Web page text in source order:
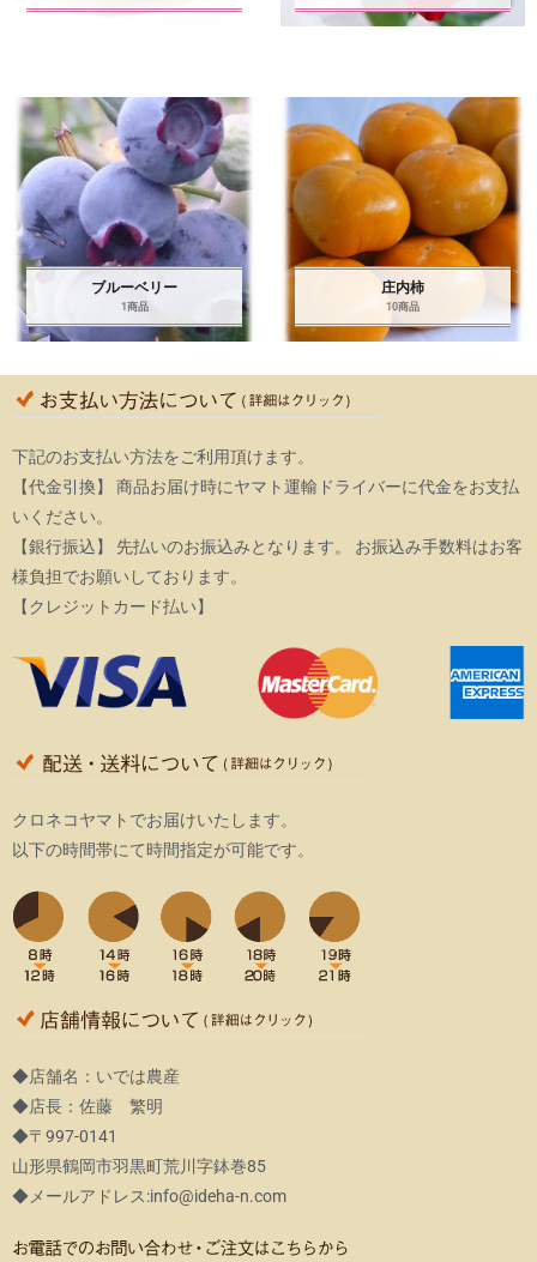
ブルーベリー
1商品
庄内柿
10商品
下記のお支払い方法をご利用頂けます。
【代金引換】 商品お届け時にヤマト運輸ドライバーに代金をお支払
いください。
【銀行振込】 先払いのお振込みとなります。 お振込み手数料はお客
様負担でお願いしております。
【クレジットカード払い】
クロネコヤマトでお届けいたします。
以下の時間帯にて時間指定が可能です。
◆店舗名：いでは農産
◆店長：佐藤 繁明
◆〒997-0141
山形県鶴岡市羽黒町荒川字鉢巻85
◆メールアドレス:info@ideha-n.com